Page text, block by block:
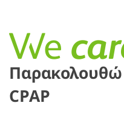
Παρακολουθώ
CPAP